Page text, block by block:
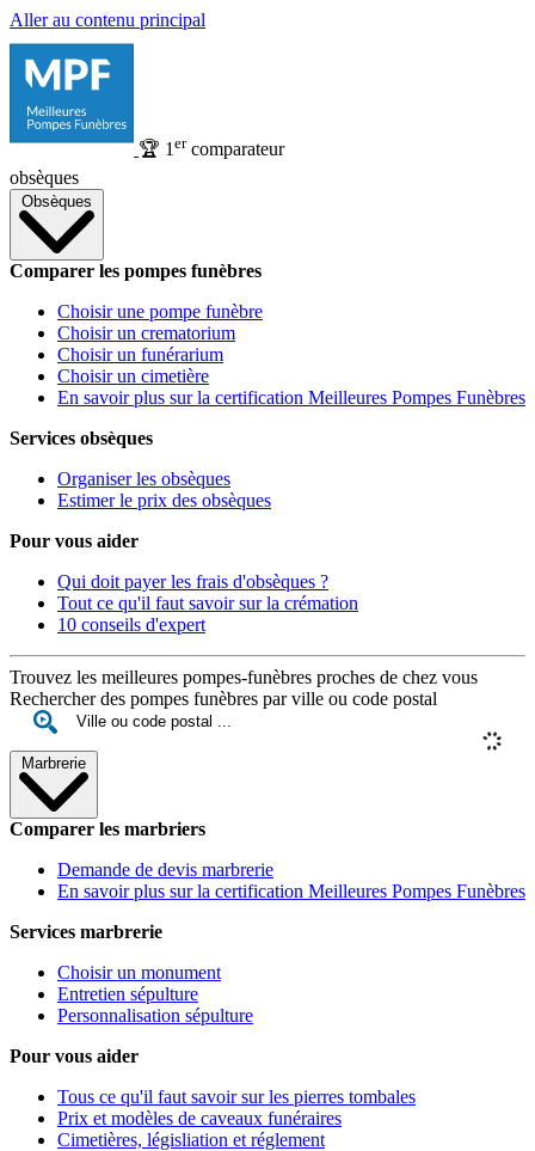
Aller au contenu principal
🏆 1 ercomparateur
obsèques
Obsèques
Comparer les pompes funèbres
Choisir une pompe funèbre
Choisir un crematorium
Choisir un funérarium
Choisir un cimetière
En savoir plus sur la certification Meilleures Pompes Funèbres
Services obsèques
Organiser les obsèques
Estimer le prix des obsèques
Pour vous aider
Qui doit payer les frais d'obsèques ?
Tout ce qu'il faut savoir sur la crémation
10 conseils d'expert
Trouvez les meilleures pompes-funèbres proches de chez vous
Rechercher des pompes funèbres par ville ou code postal
Marbrerie
Comparer les marbriers
Demande de devis marbrerie
En savoir plus sur la certification Meilleures Pompes Funèbres
Services marbrerie
Choisir un monument
Entretien sépulture
Personnalisation sépulture
Pour vous aider
Tous ce qu'il faut savoir sur les pierres tombales
Prix et modèles de caveaux funéraires
Cimetières, législiation et réglement